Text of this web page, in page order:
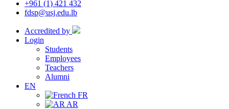
+961 (1) 421 432
fdsp@usj.edu.lb
Accredited by
Login
Students
Employees
Teachers
Alumni
EN
FR
AR